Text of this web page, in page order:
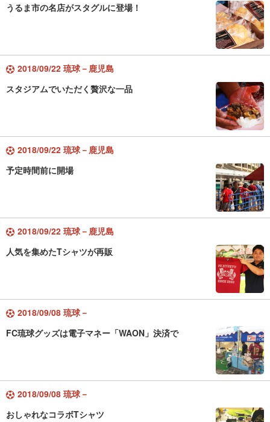
うるま市の名店がスタグルに登場！
2018/09/22 琉球－鹿児島
スタジアムでいただく贅沢な一品
2018/09/22 琉球－鹿児島
予定時間前に開場
2018/09/22 琉球－鹿児島
人気を集めたTシャツが再販
2018/09/08 琉球－
FC琉球グッズは電子マネー「WAON」決済で
2018/09/08 琉球－
おしゃれなコラボTシャツ